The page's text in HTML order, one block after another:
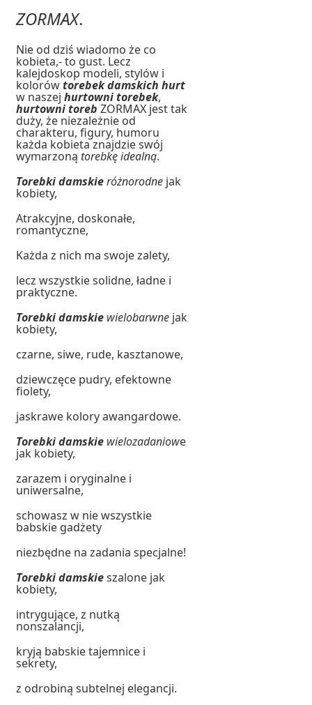
ZORMAX.
Nie od dziś wiadomo że co
kobieta,- to gust. Lecz
kalejdoskopmodeli, stylów i
kolorówtorebek damskich hurt
w naszejhurtowni torebek,
hurtowni toreb ZORMAX jest tak
duży, że niezależnie od
charakteru, figury, humoru
każda kobieta znajdzie swój
wymarzoną torebkę idealną.
Torebki damskieróżnorodne jak
kobiety,
Atrakcyjne, doskonałe,
romantyczne,
Każda z nich ma swoje zalety,
lecz wszystkie solidne, ładne i
praktyczne.
Torebki damskie wielobarwne jak
kobiety,
czarne, siwe, rude, kasztanowe,
dziewczęce pudry, efektowne
fiolety,
jaskrawe kolory awangardowe.
Torebki damskie wielozadaniowe
jak kobiety,
zarazem i oryginalne i
uniwersalne,
schowasz w nie wszystkie
babskie gadżety
niezbędne na zadania specjalne!
Torebki damskieszalone jak
kobiety,
intrygujące, z nutką
nonszalancji,
kryją babskie tajemnice i
sekrety,
z odrobiną subtelnej elegancji.